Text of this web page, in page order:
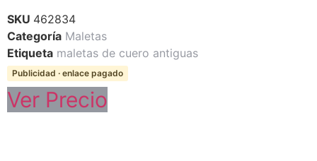
SKU 462834
Categoría Maletas
Etiqueta maletas de cuero antiguas
Publicidad · enlace pagado
Ver Precio